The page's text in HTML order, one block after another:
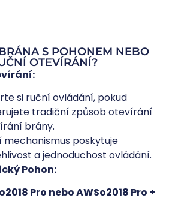
S POHONEM NEBO
OTEVÍRÁNÍ?
si ruční ovládání, pokud
tradiční způsob otevírání
brány.
mechanismus poskytuje
a jednoduchost ovládání.
Pohon:
Pro nebo AWSo2018 Pro +